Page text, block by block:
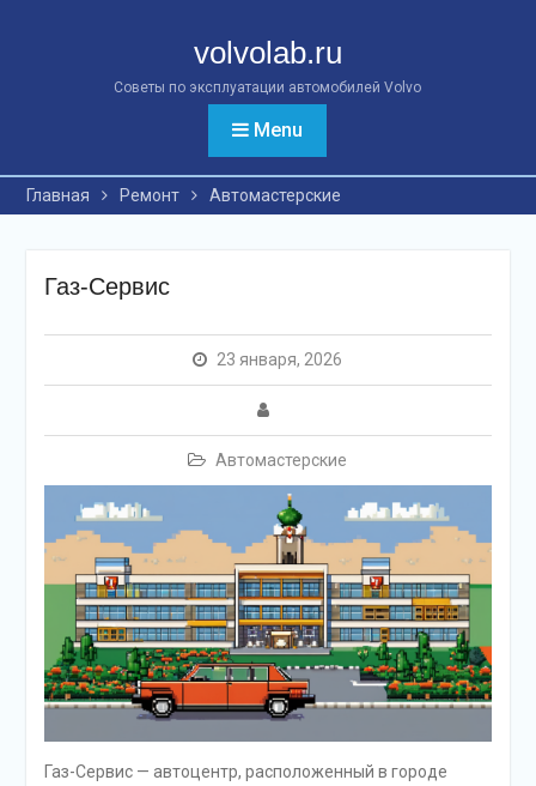
volvolab.ru
Советы по эксплуатации автомобилей Volvo
Menu
Главная Ремонт Автомастерские
Газ-Сервис
23 января, 2026
Автомастерские
Газ-Сервис — автоцентр, расположенный в городе